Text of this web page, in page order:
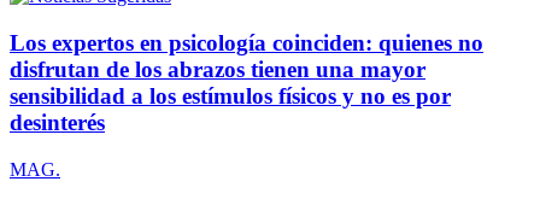
Los expertos en psicología coinciden: quienes no
disfrutan de los abrazos tienen una mayor
sensibilidad a los estímulos físicos y no es por
desinterés
MAG.